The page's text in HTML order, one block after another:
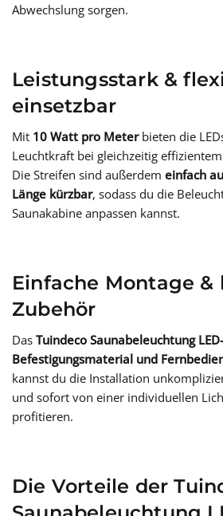
Abwechslung sorgen.
Leistungsstark &
einsetzbar
Mit 10 Watt pro Meterbieten die
Leuchtkraft bei gleichzeitig
Die Streifen sind außerdem einfach
Länge kürzbar, sodass du die
Saunakabine anpassen kannst.
Einfache Montage
Zubehör
Das Tuindeco Saunabeleuchtung
Befestigungsmaterial und
kannst du die Installation
und sofort von einer individuellen
profitieren.
Die Vorteile der